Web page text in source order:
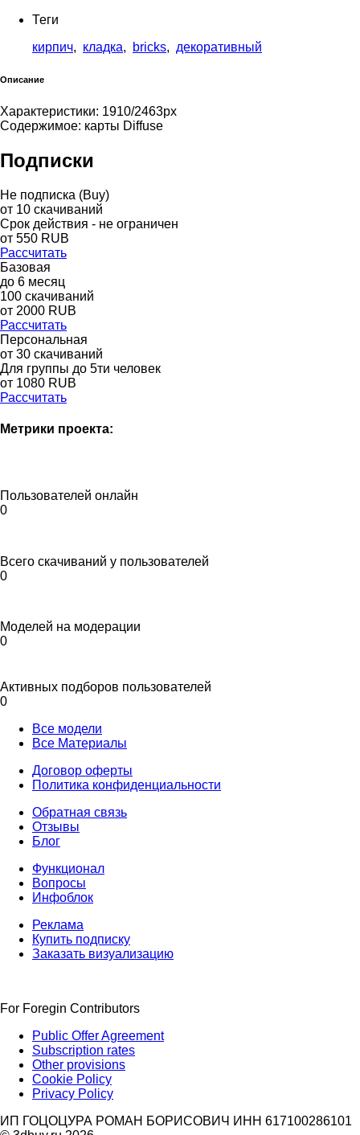
Теги
кирпич, кладка, bricks, декоративный
Описание
Характеристики: 1910/2463px
Содержимое: карты Diffuse
Подписки
Не подписка (Buy)
от 10 скачиваний
Срок действия - не ограничен
от 550 RUB
Рассчитать
Базовая
до 6 месяц
100 скачиваний
от 2000 RUB
Рассчитать
Персональная
от 30 скачиваний
Для группы до 5ти человек
от 1080 RUB
Рассчитать
Метрики проекта:
Пользователей онлайн
0
Всего скачиваний у пользователей
0
Моделей на модерации
0
Активных подборов пользователей
0
Все модели
Все Материалы
Договор оферты
Политика конфиденциальности
Обратная связь
Отзывы
Блог
Функционал
Вопросы
Инфоблок
Реклама
Купить подписку
Заказать визуализацию
For Foregin Contributors
Public Offer Agreement
Subscription rates
Other provisions
Cookie Policy
Privacy Policy
ИП ГОЦОЦУРА РОМАН БОРИСОВИЧ ИНН 617100286101